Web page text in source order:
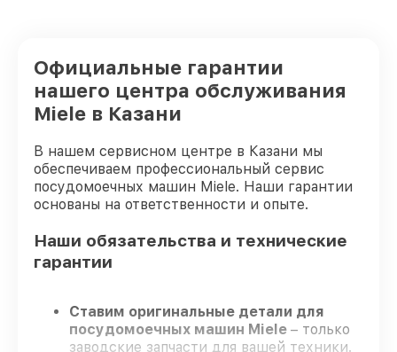
Официальные гарантии
нашего центра обслуживания
Miele в Казани
В нашем сервисном центре в Казани мы
обеспечиваем профессиональный сервис
посудомоечных машин Miele. Наши гарантии
основаны на ответственности и опыте.
Наши обязательства и технические
гарантии
Ставим оригинальные детали для
посудомоечных машин Miele – только
заводские запчасти для вашей техники.